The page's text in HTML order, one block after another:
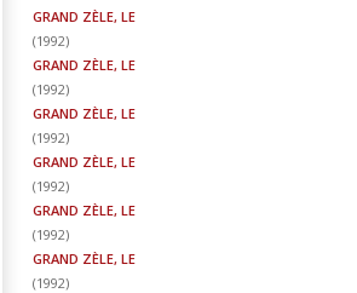
GRAND ZÈLE, LE
(1992)
GRAND ZÈLE, LE
(1992)
GRAND ZÈLE, LE
(1992)
GRAND ZÈLE, LE
(1992)
GRAND ZÈLE, LE
(1992)
GRAND ZÈLE, LE
(1992)